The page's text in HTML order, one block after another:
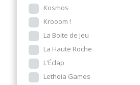
Kosmos
Krooom !
La Boite de Jeu
La Haute Roche
L'Éclap
Letheia Games